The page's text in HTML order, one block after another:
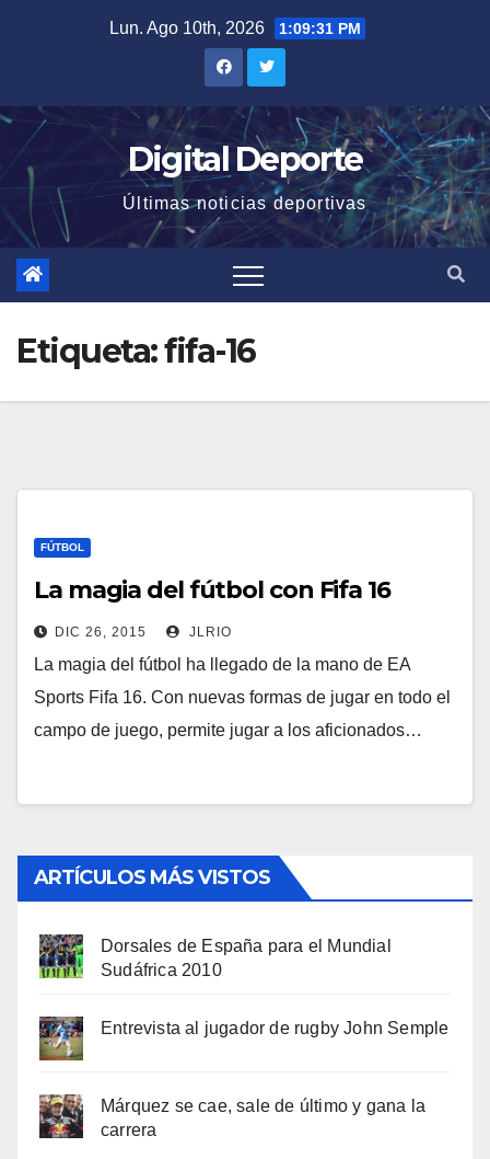
Lun. Ago 10th, 2026 1:09:31 PM
Digital Deporte
Últimas noticias deportivas
Etiqueta:fifa-16
FÚTBOL
La magia del fútbol con Fifa 16
DIC 26, 2015 JLRIO
La magia del fútbol ha llegado de la mano de EA
Sports Fifa 16. Con nuevas formas de jugar en todo el
campo de juego, permite jugar a los aficionados…
ARTÍCULOS MÁS VISTOS
Dorsales de España para el Mundial
Sudáfrica 2010
Entrevista al jugador de rugby John Semple
Márquez se cae, sale de último y gana la
carrera